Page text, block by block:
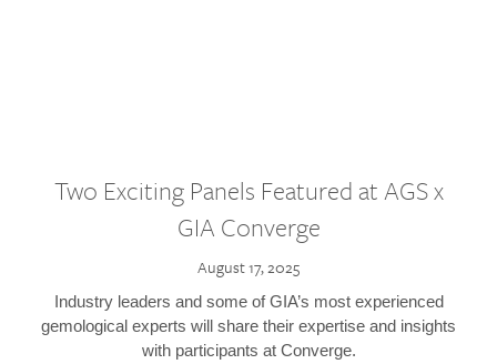
Two Exciting Panels Featured at AGS x
GIA Converge
August 17, 2025
Industry leaders and some of GIA’s most experienced
gemological experts will share their expertise and insights
with participants at Converge.